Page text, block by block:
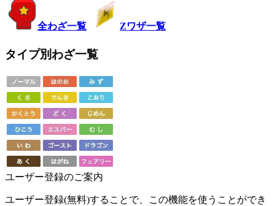
全わざ一覧 Zワザ一覧
タイプ別わざ一覧
ユーザー登録のご案内
ユーザー登録(無料)することで、この機能を使うことができ